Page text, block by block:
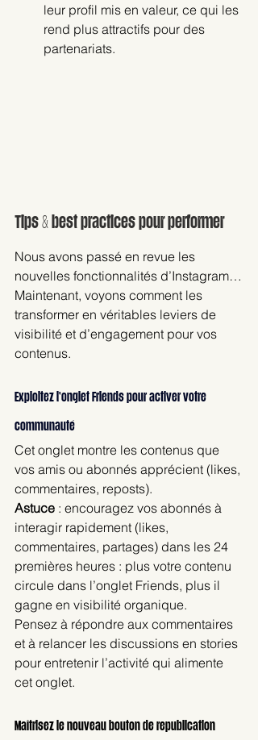
leur profil mis en valeur, ce qui les
rend plus attractifs pour des
partenariats.
Tips & best practices pour performer
Nous avons passé en revue les
nouvelles fonctionnalités d’Instagram…
Maintenant, voyons comment les
transformer en véritables leviers de
visibilité et d’engagement pour vos
contenus.
Exploitez l’onglet Friends pour activer votre
communauté
Cet onglet montre les contenus que
vos amis ou abonnés apprécient (likes,
commentaires, reposts).
Astuce : encouragez vos abonnés à
interagir rapidement (likes,
commentaires, partages) dans les 24
premières heures : plus votre contenu
circule dans l’onglet Friends, plus il
gagne en visibilité organique.
Pensez à répondre aux commentaires
et à relancer les discussions en stories
pour entretenir l’activité qui alimente
cet onglet.
Maîtrisez le nouveau bouton de republication